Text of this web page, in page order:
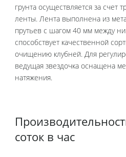
грунта осуществляется за счет
ленты. Лента выполнена из
прутьев с шагом 40 мм между
способствует качественной
очищению клубней. Для
ведущая звездочка оснащена
натяжения.
соток в час